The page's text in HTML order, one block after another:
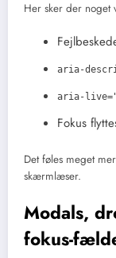
Her sker der noget
aria-
aria-
Fokus
Det føles meget
skærmlæser.
Modals,
fokus-